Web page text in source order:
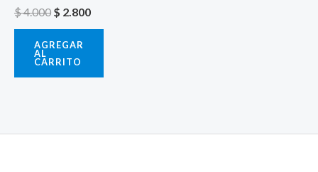
$4.000 $ 2.800
AGREGAR
AL
CARRITO